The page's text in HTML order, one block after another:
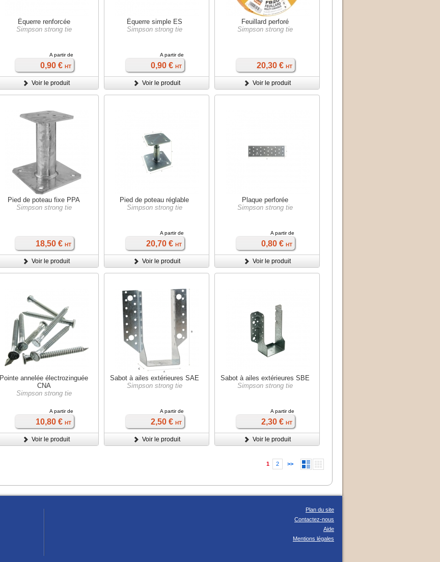
Équerre renforcée
Simpson strong tie
A partir de
0,90 € HT
Voir le produit
Équerre simple ES
Simpson strong tie
A partir de
0,90 € HT
Voir le produit
Feuillard perforé
Simpson strong tie
20,30 € HT
Voir le produit
Pied de poteau fixe PPA
Simpson strong tie
18,50 € HT
Voir le produit
Pied de poteau réglable
Simpson strong tie
A partir de
20,70 € HT
Voir le produit
Plaque perforée
Simpson strong tie
A partir de
0,80 € HT
Voir le produit
Pointe annelée électrozinguée
CNA
Simpson strong tie
A partir de
10,80 € HT
Voir le produit
Sabot à ailes extérieures SAE
Simpson strong tie
A partir de
2,50 € HT
Voir le produit
Sabot à ailes extérieures SBE
Simpson strong tie
A partir de
2,30 € HT
Voir le produit
1 2 >>
Plan du site
Contactez-nous
Aide
Mentions légales